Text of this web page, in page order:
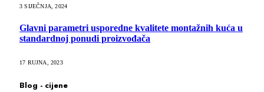
3 SIJEČNJA, 2024
Glavni parametri usporedne kvalitete montažnih kuća u
standardnoj ponudi proizvođača
17 RUJNA, 2023
Blog - cijene